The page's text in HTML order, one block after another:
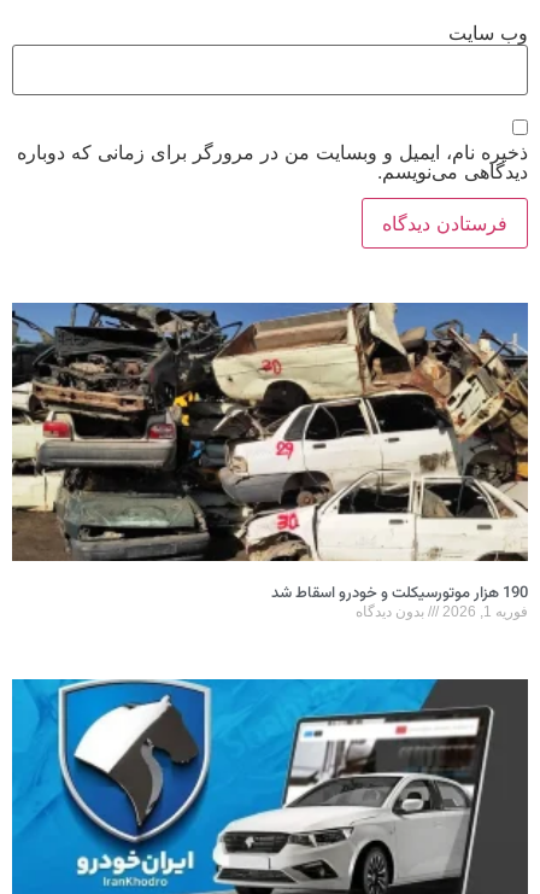
وب‌ سایت
ذخیره نام، ایمیل و وبسایت من در مرورگر برای زمانی که دوباره
دیدگاهی می‌نویسم.
190 هزار موتورسیکلت و خودرو اسقاط شد
فوریه 1, 2026 بدون دیدگاه